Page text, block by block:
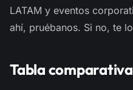
LATAM y eventos
ahí, pruébanos. Si no, te
Tabla